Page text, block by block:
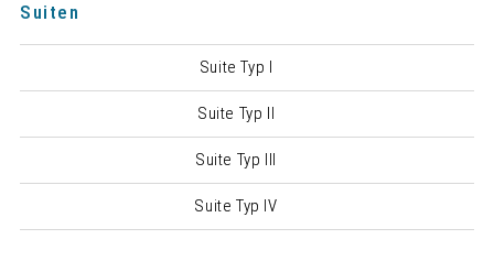
Suiten
Suite Typ I
Suite Typ II
Suite Typ III
Suite Typ IV